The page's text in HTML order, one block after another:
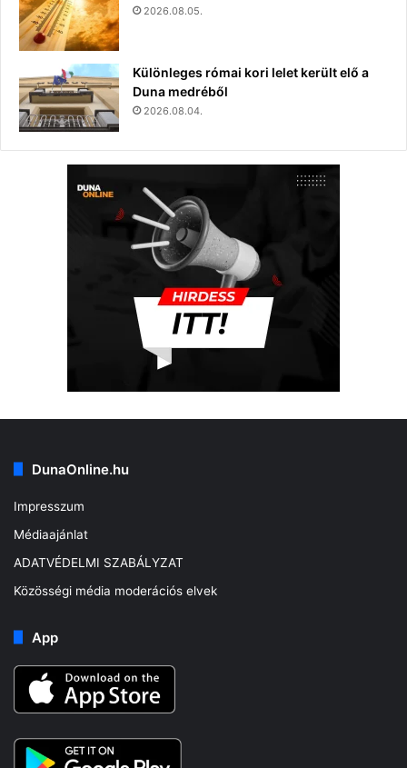
2026.08.05.
Különleges római kori lelet került elő a
Duna medréből
2026.08.04.
DunaOnline.hu
Impresszum
Médiaajánlat
ADATVÉDELMI SZABÁLYZAT
Közösségi média moderációs elvek
App